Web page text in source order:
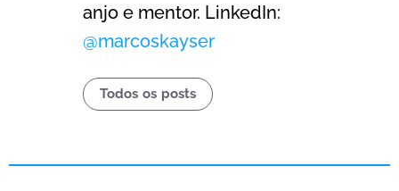
anjo e mentor. LinkedIn:
@marcoskayser
Todos os posts